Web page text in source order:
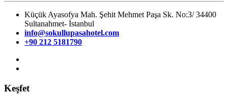
Küçük Ayasofya Mah. Şehit Mehmet Paşa Sk. No:3/ 34400
Sultanahmet- İstanbul
info@sokullupasahotel.com
+90 212 5181790
Keşfet